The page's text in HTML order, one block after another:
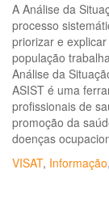
A Análise da
processo
priorizar e
população
Análise da
ASIST é uma
profissionais de
promoção da
doenças
VISAT, Informação,